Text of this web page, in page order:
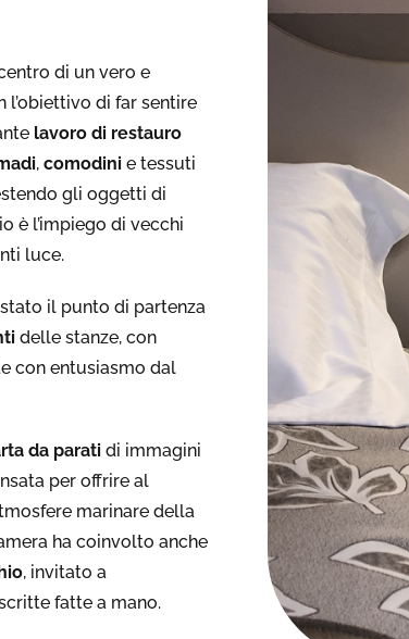
di un vero e
l’obiettivo di far sentire
lavoro di restauro
,comodini e tessuti
gli oggetti di
è l’impiego di vecchi
luce.
il punto di partenza
delle stanze, con
con entusiasmo dal
da parati di immagini
per offrire al
marinare della
ha coinvolto anche
, invitato a
fatte a mano.